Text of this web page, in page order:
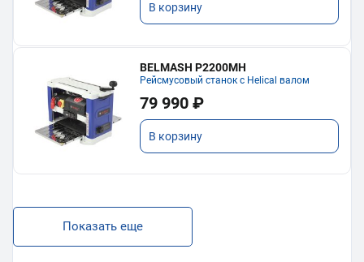
В корзину
BELMASH P2200MH
Рейсмусовый станок с Helical валом
79 990 ₽
В корзину
Показать еще